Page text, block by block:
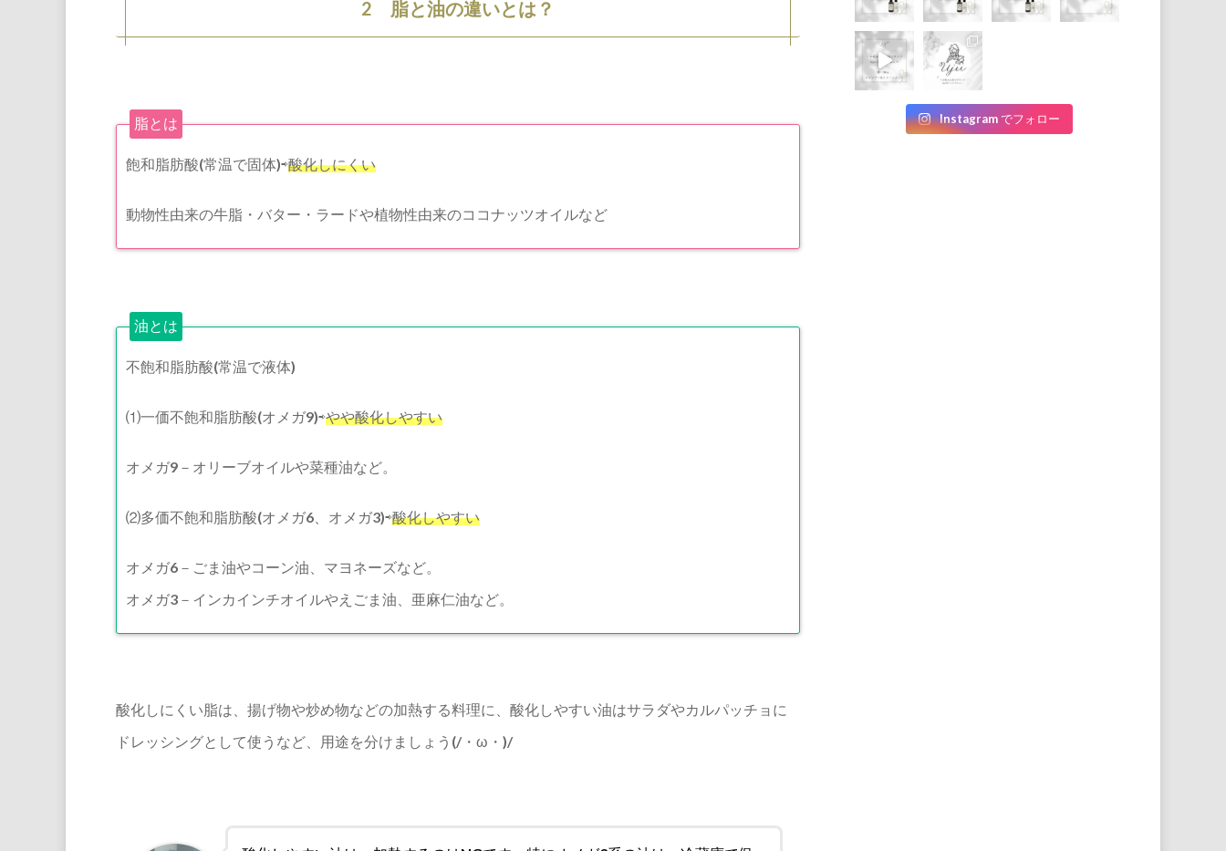
2 脂と油の違いとは？
脂とは
飽和脂肪酸(常温で固体)⇨酸化しにくい
動物性由来の牛脂・バター・ラードや植物性由来のココナッツオイルなど
油とは
不飽和脂肪酸(常温で液体)
⑴一価不飽和脂肪酸(オメガ9)⇨やや酸化しやすい
オメガ9－オリーブオイルや菜種油など。
⑵多価不飽和脂肪酸(オメガ6、オメガ3)⇨酸化しやすい
オメガ6－ごま油やコーン油、マヨネーズなど。
オメガ3－インカインチオイルやえごま油、亜麻仁油など。
酸化しにくい脂は、揚げ物や炒め物などの加熱する料理に、酸化しやすい油はサラダやカルパッチョに
ドレッシングとして使うなど、用途を分けましょう(/・ω・)/
Instagram でフォロー